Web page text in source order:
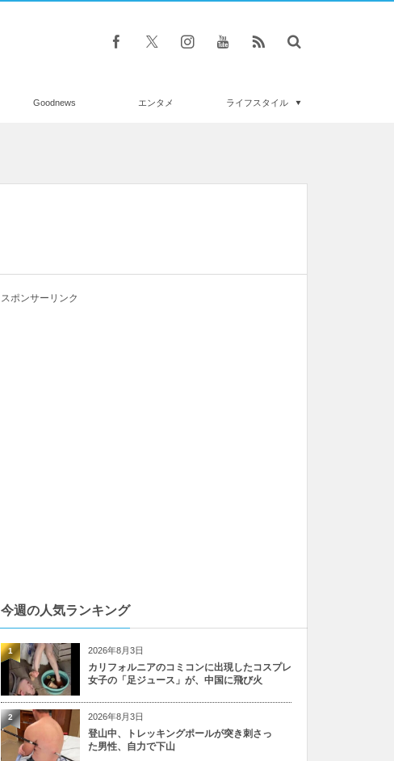
Goodnews エンタメ ライフスタイル
スポンサーリンク
今週の人気ランキング
2026年8月3日
カリフォルニアのコミコンに出現したコスプレ
女子の「足ジュース」が、中国に飛び火
1
2026年8月3日
登山中、トレッキングポールが突き刺さっ
た男性、自力で下山
2